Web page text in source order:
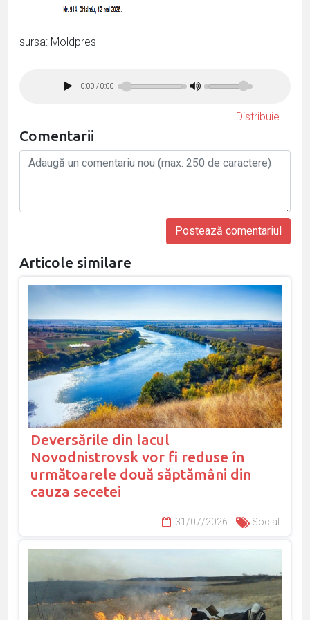
sursa: Moldpres
0:00 /0:00
Distribuie
Comentarii
Articole similare
Deversările din lacul
Novodnistrovsk vor fi reduse în
următoarele două săptămâni din
cauza secetei
31/07/2026 Social